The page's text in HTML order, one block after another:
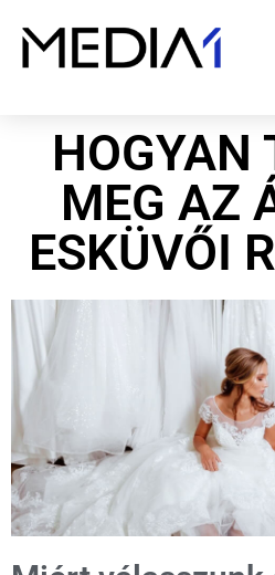
HOGYAN
MEG AZ
ESKÜVŐI